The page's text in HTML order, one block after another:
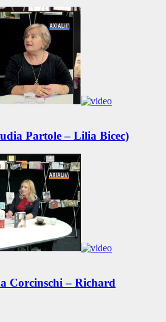
Partole – Lilia Bicec)
Corcinschi – Richard